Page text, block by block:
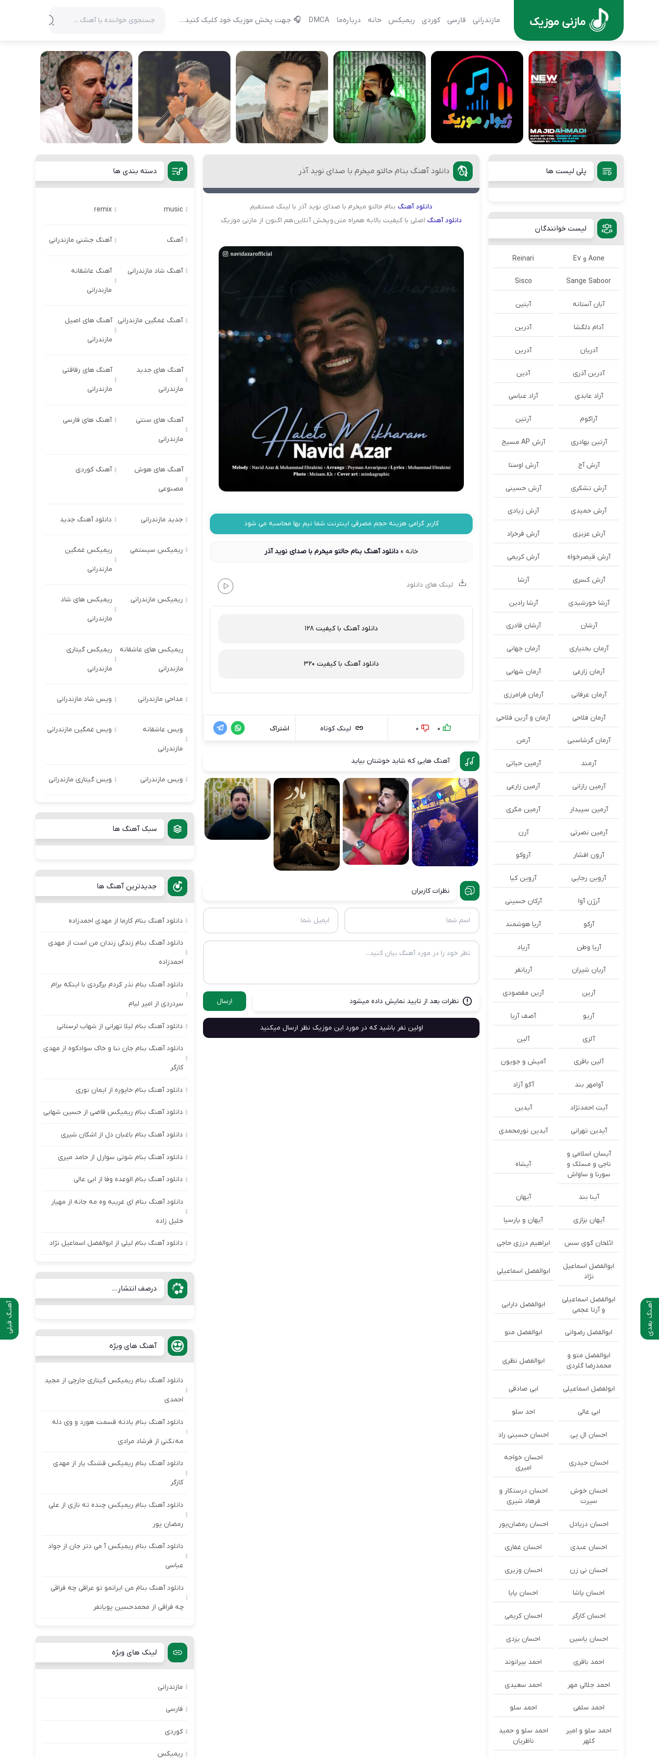
مازنی موزیک مازندرانی فارسی کوردی ریمیکس خانه درباره‌‌ما DMCA 🎧 جهت پخش موزیک خود کلیک کنید…
آهنـگ قبلی آهـنگ بعدی
دانلود آهنگ بنام حالتو میخرم با صدای نوید آذر
دانلودآهنگ بنام حالتو میخرم با صدای نوید آذر با لینک مستقیم
دانلودآهنگ اصلی با کیفیت بالا به همراه متن و پخش آنلاین هم اکنون از مازنی موزیک
کاربر گرامی هزینه حجم مصرفی اینترنت شما نیم بها محاسبه می شود
خانه » دانلود آهنگ بنام حالتو میخرم با صدای نوید آذر
لینک های دانلود
دانلود آهنگ با کیفیت 128
دانلود آهنگ با کیفیت 320
0
0 لینک کوتاه اشتراک
آهنگ هایی که شاید خوشتان بیاید
نظرات کاربران
نظرات بعد از تایید نمایش داده میشود ارسال
اولین نفر باشید که در مورد این موزیک نظر ارسال میکنید
پلی لیست ها
لیست خوانندگان
Aone و E7 Reinari
Sange Saboor
Sisco
آبان آستانه آبتین
آدام دلگشا آدرين
آدریان آدرین
آدرین آذری آدین
آراد عابدی آراد عباسی
آراکوم آرتین
آرتین بهادری آرش AP مسیح
آرش آج آرش اوستا
آرش تشکری آرش حسینی
آرش حمیدی آرش زیادی
آرش عزیزی آرش فرخزاد
آرش قیصرخواه آرش کریمی
آرش کسری آرشا
آرشا خورشیدی آرشا رادین
آرشان آرشان قادری
آرمان بختیاری آرمان جهانی
آرمان زارعی آرمان شهابی
آرمان عرفانی آرمان فرامرزی
آرمان فلاحی آرمان و آرین فلاحی
آرمان گرشاسبی آرمن
آرمند آرمین حیاتی
آرمین رازانی آرمین زارعی
آرمین سپیدار آرمین مکری
آرمین نصرتی آرن
آرون افشار آروکو
آروین رجایی آروین کیا
آرژن آوا آرکان حسینی
آرکو آریا هوشمند
آریا وطن آریاد
آریان شیران آریانفر
آرین آرین مقصودی
آریو آصف آریا
آلزی آلین
آلین باقری آمیش و جویون
آوامهر بند آکو آزاد
آیت احمدنژاد آیدین
آیدین تهرانی آیدین نورمحمدی
آیسان اسلامی و
ناجی و مسلک و
سورنا و ساواش
آیشاه
آینا بند آیهان
آیهان بزازی آیهان و پارسیا
ائلخان گوی سس ابراهیم درزی حاجی
ابوالفضل اسماعیل
نژاد
ابوالفضل اسماعیلی
ابوالفضل اسماعیلی
و آرتا عجمی
ابوالفضل دارابی
ابوالفضل رضوانی ابوالفضل متو
ابوالفضل متو و
محمدرضا گلردی
ابوالفضل نظری
ابولفضل اسماعیلی ابی صادقی
ابی عالی احد سلو
احسان ال پی احسان حسینی راد
احسان حیدری
احسان خواجه
امیری
احسان خوش
سیرت
احسان درستكار و
فرهاد شيرى
احسان دریادل احسان رمضان‌پور
احسان عبدی احسان غفاری
احسان نی زن احسان وزیری
احسان پاشا احسان پایا
احسان کارگر احسان کریمی
احسان یاسین احسان یزدی
احمد باقری احمد بیرانوند
احمد جلالی مهر احمد سعیدی
احمد سلفی احمد سلو
احمد سلو و امیر
کلهر
احمد سلو و حمید
ناظریان
دسته بندی ها
music
remix
آهنگ آهنگ جشنی مازندرانی
آهنگ شاد مازندرانی آهنگ عاشقانه
مازندرانی
آهنگ غمگین مازندرانی آهنگ های اصیل
مازندرانی
آهنگ های جدید
مازندرانی
آهنگ های رفاقتی
مازندرانی
آهنگ های سنتی
مازندرانی
آهنگ های فارسی
آهنگ های هوش
مصنوعی
آهنگ کوردی
جدید مازندرانی دانلود آهنگ جدید
ریمیکس سیستمی ریمیکس غمگین
مازندرانی
ریمیکس مازندرانی ریمیکس های شاد
مازندرانی
ریمیکس های عاشقانه
مازندرانی
ریمیکس گیتاری
مازندرانی
مداحی مازندرانی ویس شاد مازندرانی
ویس عاشقانه
مازندرانی
ویس غمگین مازندرانی
ویس مازندرانی ویس گیتاری مازندرانی
سبک آهنگ ها
جدیدترین آهنگ ها
دانلود آهنگ بنام کارما از مهدی احمدزاده
دانلود آهنگ بنام زندگی زندان من است از مهدی
احمدزاده
دانلود آهنگ بنام نذر کردم برگردی با اینکه برام
سردردی از امیر لیام
دانلود آهنگ بنام لیلا تهرانی از شهاب لرستانی
دانلود آهنگ بنام جان ننا و خاک سوادکوه از مهدی
کارگر
دانلود آهنگ بنام خاپوره از ایمان نوری
دانلود آهنگ بنام ریمیکس قاضی از حسین شهابی
دانلود آهنگ بنام باغبان دل از اشکان شیری
دانلود آهنگ بنام شوتی سوارل از حامد میری
دانلود آهنگ بنام الوعده وفا از ابی عالی
دانلود آهنگ بنام ای غریبه وه مه جانه از مهیار
خلیل زاده
دانلود آهنگ بنام لیلی از ابوالفضل اسماعیل نژاد
درصف انتشار...
آهنگ های ویژه
دانلود آهنگ بنام ریمیکس گیتاری جارچی از مجید
احمدی
دانلود آهنگ بنام یادته قسمت هورد و وی دله
مه نکنی از فرشاد مرادی
دانلود آهنگ بنام ریمیکس قشنگ یار از مهدی
کارگر
دانلود آهنگ بنام ریمیکس چنده ته نازی از علی
رمضان پور
دانلود آهنگ بنام ریمیکس آ می دتر جان از جواد
عباسی
دانلود آهنگ بنام من ایرانمو تو عراقی چه فراقی
چه فراقی از محمدحسین پویانفر
لینک های ویژه
مازندرانی
فارسی
کوردی
ریمیکس